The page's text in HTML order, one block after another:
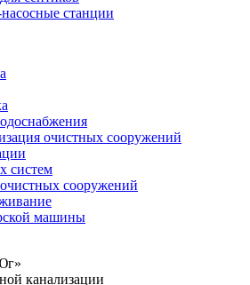
станции
очистных сооружений
систем
сооружений
машины
канализации